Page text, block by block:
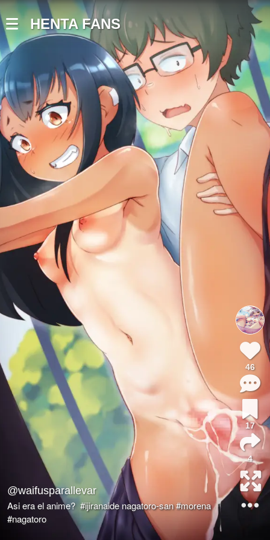
HENTA FANS
@waifusparallevar
Asi era el anime? #ijiranaide nagatoro-san#morena
#nagatoro
46
17
4